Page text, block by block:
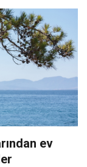
ev